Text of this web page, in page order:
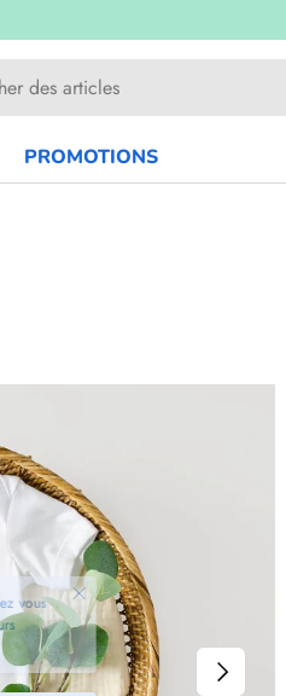
PROMOTIONS
SUIVANT